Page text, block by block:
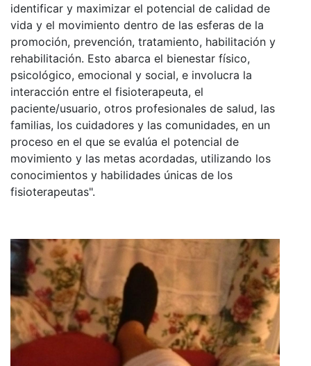
identificar y maximizar el potencial de calidad de
vida y el movimiento dentro de las esferas de la
promoción, prevención, tratamiento, habilitación y
rehabilitación. Esto abarca el bienestar físico,
psicológico, emocional y social, e involucra la
interacción entre el fisioterapeuta, el
paciente/usuario, otros profesionales de salud, las
familias, los cuidadores y las comunidades, en un
proceso en el que se evalúa el potencial de
movimiento y las metas acordadas, utilizando los
conocimientos y habilidades únicas de los
fisioterapeutas".